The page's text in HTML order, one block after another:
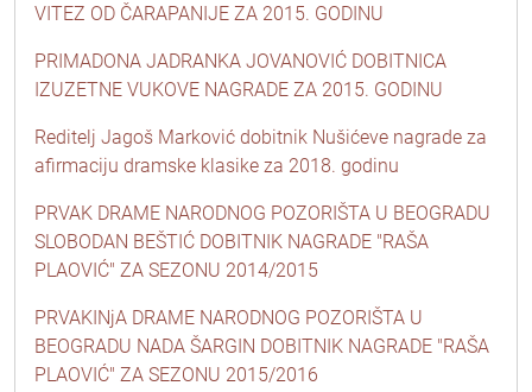
VITEZ OD ČARAPANIJE ZA 2015. GODINU
PRIMADONA JADRANKA JOVANOVIĆ DOBITNICA
IZUZETNE VUKOVE NAGRADE ZA 2015. GODINU
Reditelj Jagoš Marković dobitnik Nušićeve nagrade za
afirmaciju dramske klasike za 2018. godinu
PRVAK DRAME NARODNOG POZORIŠTA U BEOGRADU
SLOBODAN BEŠTIĆ DOBITNIK NAGRADE "RAŠA
PLAOVIĆ" ZA SEZONU 2014/2015
PRVAKINjA DRAME NARODNOG POZORIŠTA U
BEOGRADU NADA ŠARGIN DOBITNIK NAGRADE "RAŠA
PLAOVIĆ" ZA SEZONU 2015/2016